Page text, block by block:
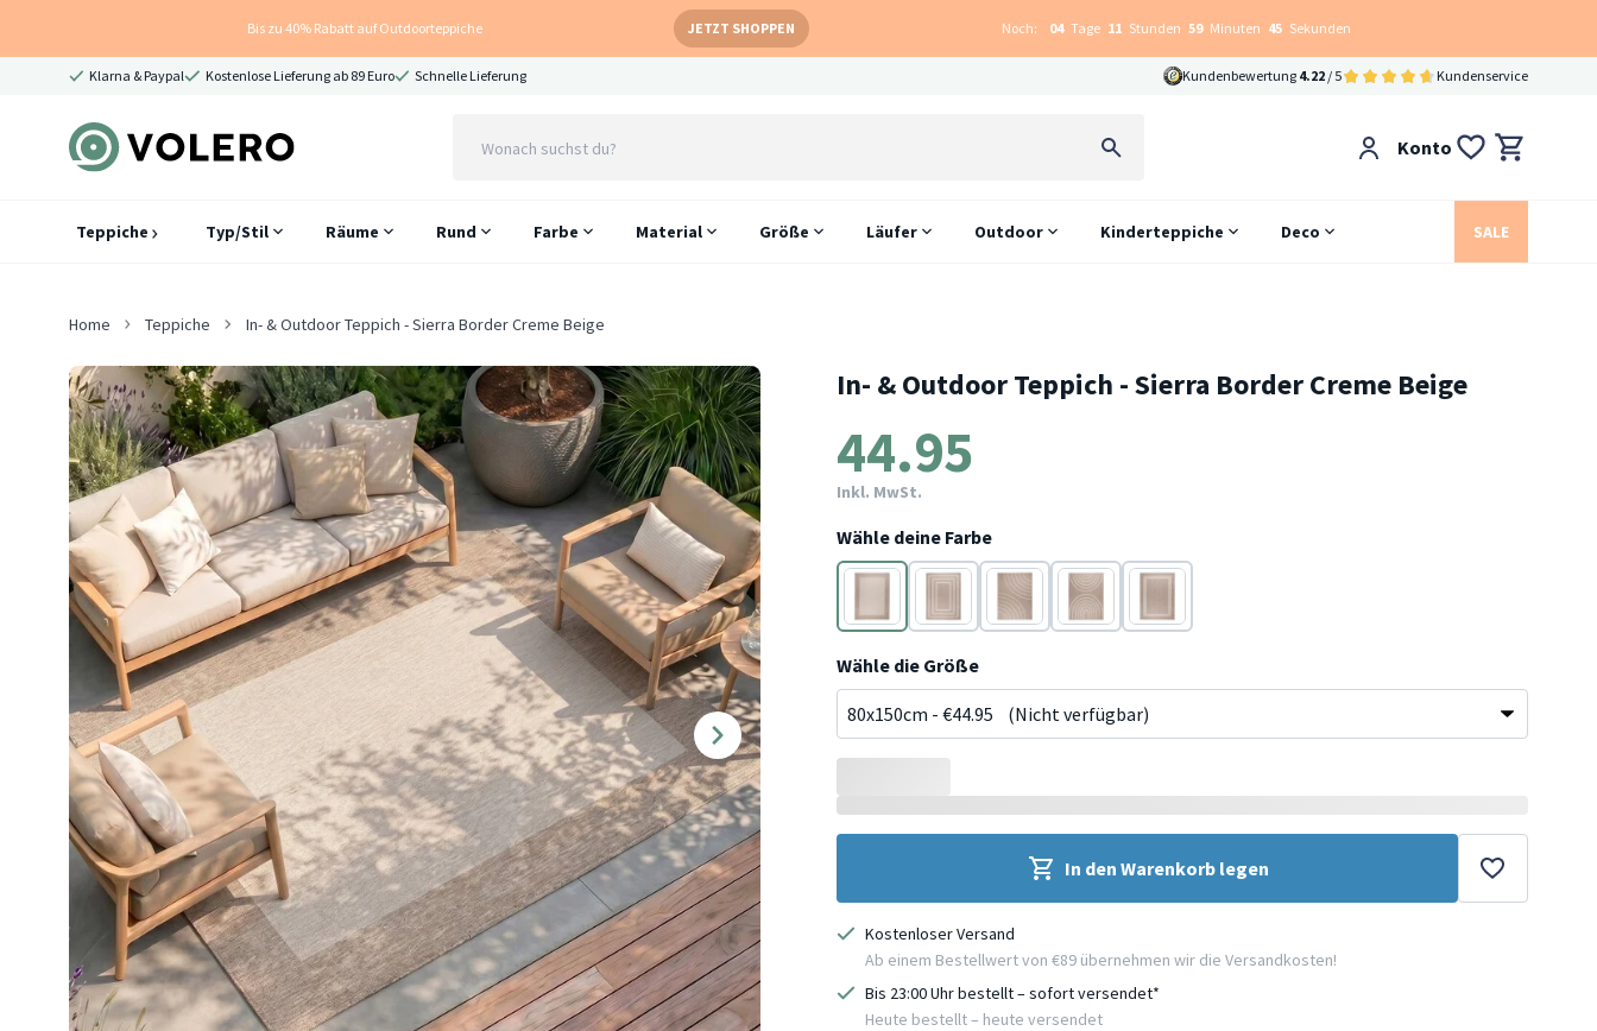
Bis zu 40% Rabatt auf Outdoorteppiche JETZT SHOPPEN Noch: 04 Tage 11 Stunden 59 Minuten 44 Sekunden
Klarna & Paypal Kostenlose Lieferung ab 89 Euro Schnelle Lieferung Kundenbewertung 4.22 / 5 Kundenservice
Konto
Teppiche Typ/Stil Räume Rund Farbe Material Größe Läufer Outdoor Kinderteppiche Deco SALE
Home Teppiche In- & Outdoor Teppich - Sierra Border Creme Beige
In- & Outdoor Teppich - Sierra Border Creme Beige
44.95
Inkl. MwSt.
Wähle deine Farbe
Beige Beige Beige Beige
Beige
Wähle die Größe
In den Warenkorb legen
Kostenloser Versand
Ab einem Bestellwert von €89 übernehmen wir die Versandkosten!
Bis 23:00 Uhr bestellt – sofort versendet*
Heute bestellt – heute versendet